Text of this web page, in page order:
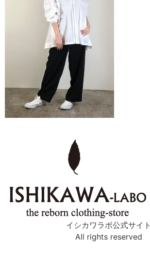
イシカワラボ公式サイト
All rights reserved